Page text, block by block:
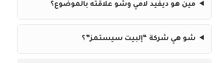
مين هو ديفيد لامي وشو علاقته بالموضوع؟
شو هي شركة “إلبيت سيستمز”؟